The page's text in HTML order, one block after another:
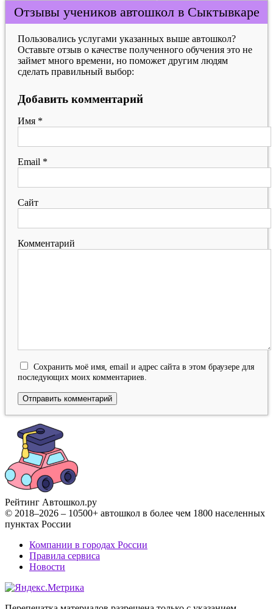
Отзывы учеников автошкол в Сыктывкаре
Пользовались услугами указанных выше автошкол?
Оставьте отзыв о качестве полученного обучения это не
займет много времени, но поможет другим людям
сделать правильный выбор:
Добавить комментарий
Имя *
Email *
Сайт
Комментарий
Сохранить моё имя, email и адрес сайта в этом браузере для
последующих моих комментариев.
Рейтинг Автошкол.ру
© 2018–2026 – 10500+ автошкол в более чем 1800 населенных
пунктах России
Компании в городах России
Правила сервиса
Новости